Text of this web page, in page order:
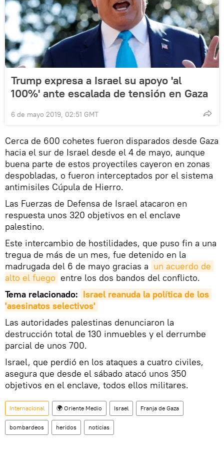
Trump expresa a Israel su apoyo 'al
100%' ante escalada de tensión en Gaza
6 de mayo 2019, 02:51 GMT
Cerca de 600 cohetes fueron disparados desde Gaza
hacia el sur de Israel desde el 4 de mayo, aunque
buena parte de estos proyectiles cayeron en zonas
despobladas, o fueron interceptados por el sistema
antimisiles Cúpula de Hierro.
Las Fuerzas de Defensa de Israel atacaron en
respuesta unos 320 objetivos en el enclave
palestino.
Este intercambio de hostilidades, que puso fin a una
tregua de más de un mes, fue detenido en la
madrugada del 6 de mayo gracias a un acuerdo de
alto el fuego entre los dos bandos del conflicto.
Tema relacionado: Israel reanuda la política de los
'asesinatos selectivos'
Las autoridades palestinas denunciaron la
destrucción total de 130 inmuebles y el derrumbe
parcial de unos 700.
Israel, que perdió en los ataques a cuatro civiles,
asegura que desde el sábado atacó unos 350
objetivos en el enclave, todos ellos militares.
Internacional 🌍 Oriente Medio Israel Franja de Gaza
bombardeos heridos noticias